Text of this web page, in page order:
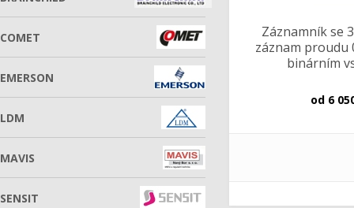
Záznamník se
záznam proudu
binárním
od 6
COMET
EMERSON
LDM
MAVIS
SENSIT